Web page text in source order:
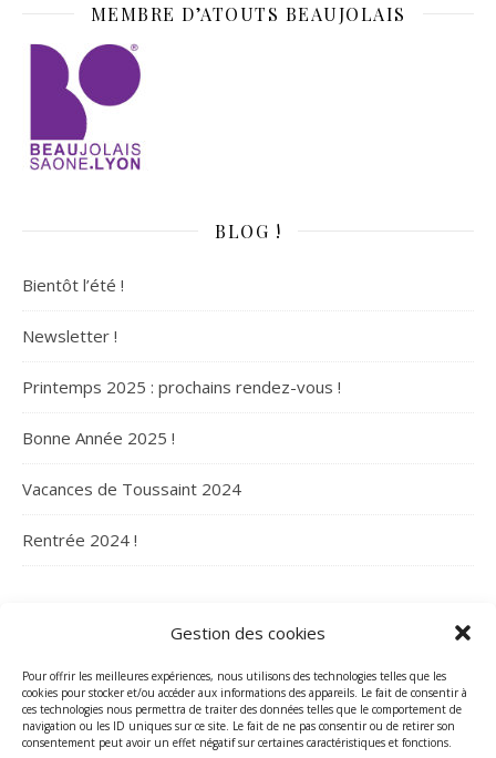
Gestion des cookies
Pour offrir les meilleures expériences, nous utilisons des technologies telles que les
cookies pour stocker et/ou accéder aux informations des appareils. Le fait de consentir à
ces technologies nous permettra de traiter des données telles que le comportement de
navigation ou les ID uniques sur ce site. Le fait de ne pas consentir ou de retirer son
consentement peut avoir un effet négatif sur certaines caractéristiques et fonctions.
MEMBRE D’ATOUTS BEAUJOLAIS
BLOG !
Bientôt l’été !
Newsletter !
Printemps 2025 : prochains rendez-vous !
Bonne Année 2025 !
Vacances de Toussaint 2024
Rentrée 2024 !
ARCHIVES
Archives